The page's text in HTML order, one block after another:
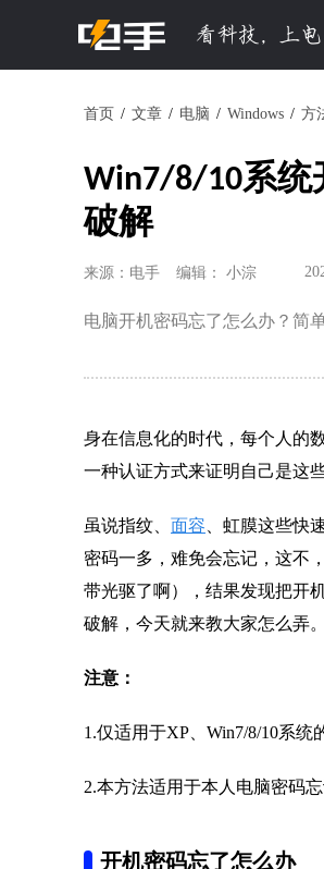
首页 文章 电脑 Windows 方
Win7/8/10系统
破解
来源：电手 编辑： 小淙
电脑开机密码忘了怎么办？简
身在信息化的时代，每个人的
一种认证方式来证明自己是这
虽说指纹、 面容 、虹膜这些快
密码一多，难免会忘记，这不
带光驱了啊），结果发现把开
破解，今天就来教大家怎么弄。
注意：
1.仅适用于XP、Win7/8/10系统
2.本方法适用于本人电脑密码
开机密码忘了怎么办